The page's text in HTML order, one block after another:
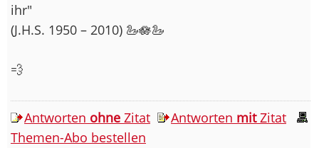
ihr"
(J.H.S. 1950 – 2010) 🦢🪷🦢
💨
Antworten ohne Zitat Antworten mitZitat
Themen-Abo bestellen